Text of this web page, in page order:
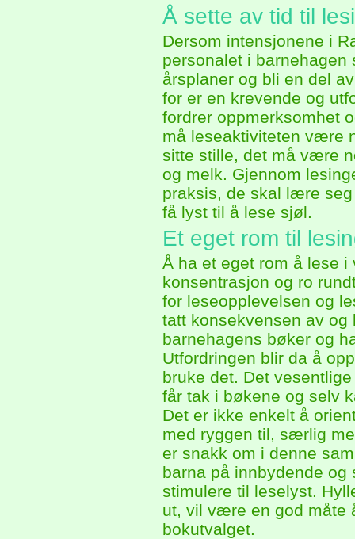
Å sette av tid til
Dersom intensjonene i
personalet i
årsplaner og bli en del
for er en krevende og
fordrer oppmerksomhet
må leseaktiviteten være
sitte stille, det må være
og melk. Gjennom
praksis, de skal lære
få lyst til å lese sjøl.
Et eget rom til
Å ha et eget rom å lese
konsentrasjon og ro
for leseopplevelsen og
tatt konsekvensen av og
barnehagens bøker og
Utfordringen blir da å
bruke det. Det
får tak i bøkene og selv
Det er ikke enkelt å
med ryggen til, særlig
er snakk om i denne
barna på innbydende og
stimulere til leselyst.
ut, vil være en god måte
bokutvalget.